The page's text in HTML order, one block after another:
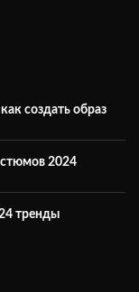
создать образ
2024
тренды